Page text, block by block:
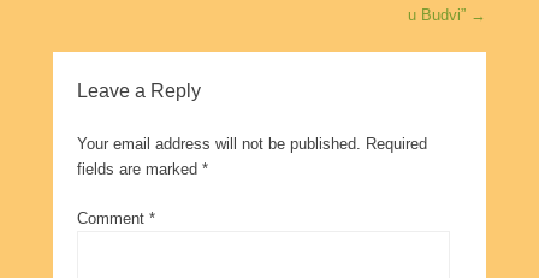
u Budvi” →
Leave a Reply
Your email address will not be published. Required
fields are marked *
Comment *